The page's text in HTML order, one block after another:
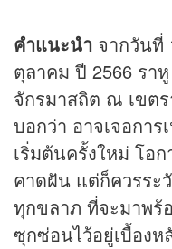
คำแนะนำ จากวันที่
ตุลาคม ปี 2566 รา
จักรมาสถิต ณ เขต
บอกว่า อาจเจอกา
เริ่มต้นครั้งใหม่ โอ
คาดฝัน แต่ก็ควรระ
ทุกขลาภ ที่จะมาพร้
ซุกซ่อนไว้อยู่เบื้องห